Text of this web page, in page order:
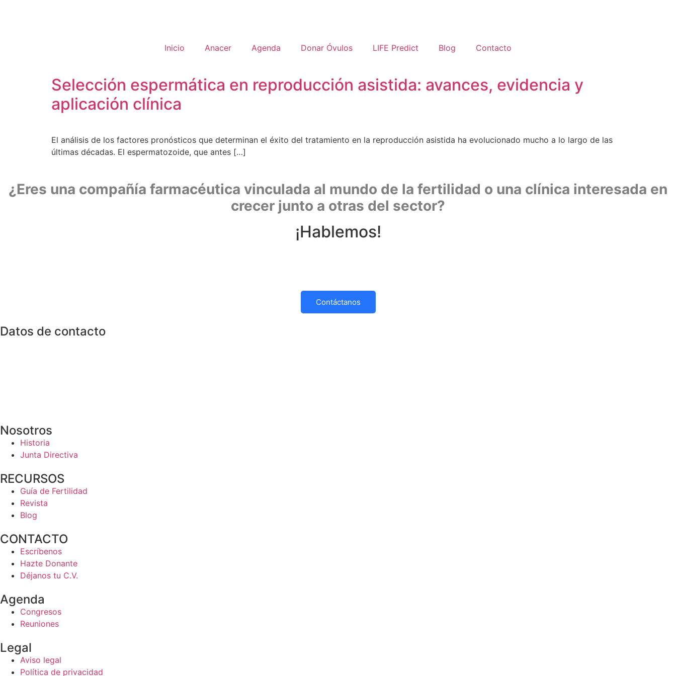
Inicio Anacer Agenda Donar Óvulos LIFE Predict Blog Contacto
Selección espermática en reproducción asistida: avances, evidencia y
aplicación clínica
El análisis de los factores pronósticos que determinan el éxito del tratamiento en la reproducción asistida ha evolucionado mucho a lo largo de las
últimas décadas. El espermatozoide, que antes […]
¿Eres una compañía farmacéutica vinculada al mundo de la fertilidad o una clínica interesada en
crecer junto a otras del sector?
¡Hablemos!
Contáctanos
Datos de contacto
Nosotros
Historia
Junta Directiva
RECURSOS
Guía de Fertilidad
Revista
Blog
CONTACTO
Escríbenos
Hazte Donante
Déjanos tu C.V.
Agenda
Congresos
Reuniones
Legal
Aviso legal
Política de privacidad